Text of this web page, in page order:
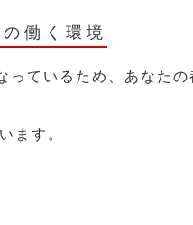
働く環境
ているため、あなた
ます。